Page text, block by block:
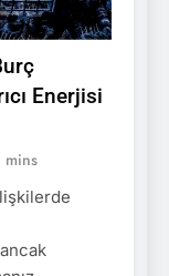
Enerjisi
mins